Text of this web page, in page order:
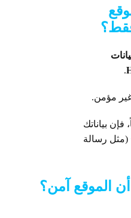
.
غير مؤمن.
بياناتك
رسالة
الموقع آمن؟